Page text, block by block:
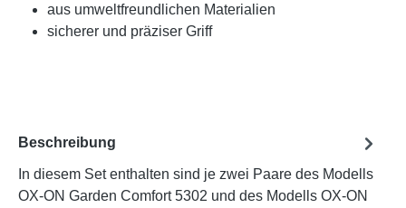
aus umweltfreundlichen Materialien
sicherer und präziser Griff
Beschreibung
In diesem Set enthalten sind je zwei Paare des Modells
OX-ON Garden Comfort 5302 und des Modells OX-ON